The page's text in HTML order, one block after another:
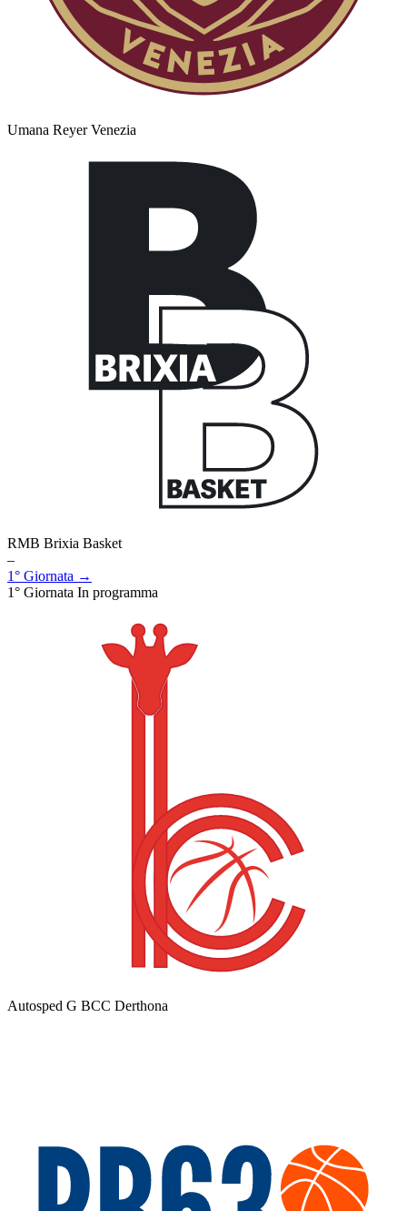
Umana Reyer Venezia
RMB Brixia Basket
–
1° Giornata →
1° Giornata In programma
Autosped G BCC Derthona